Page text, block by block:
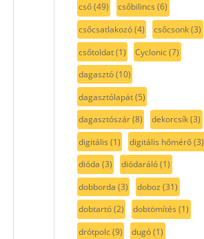
cső(49) csőbilincs (6)
csőcsatlakozó(4) csőcsonk(3)
csőtoldat(1) Cyclonic(7)
dagasztó(10)
dagasztólapát(5)
dagasztószár(8) dekorcsík(3)
digitális (1) digitális hőmérő(3)
dióda (3) diódaráló(1)
dobborda (3) doboz (31)
dobtartó(2) dobtömítés (1)
drótpolc(9) dugó(1)